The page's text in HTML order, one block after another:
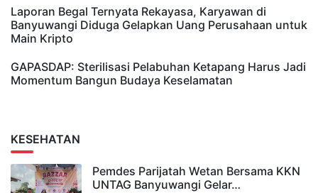
Laporan Begal Ternyata Rekayasa, Karyawan di
Banyuwangi Diduga Gelapkan Uang Perusahaan untuk
Main Kripto
GAPASDAP: Sterilisasi Pelabuhan Ketapang Harus Jadi
Momentum Bangun Budaya Keselamatan
KESEHATAN
Pemdes Parijatah Wetan Bersama KKN
UNTAG Banyuwangi Gelar…